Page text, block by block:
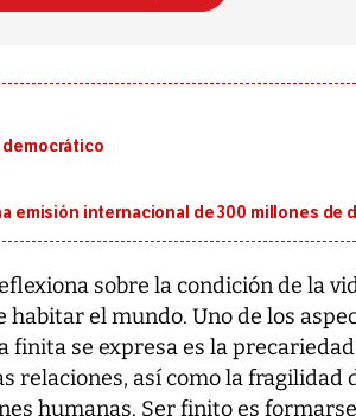
emisión internacional de 300 millones de
sobre la condición de la
el mundo. Uno de los
finita se expresa es la
relaciones, así como la fragilidad
humanas. Ser finito es